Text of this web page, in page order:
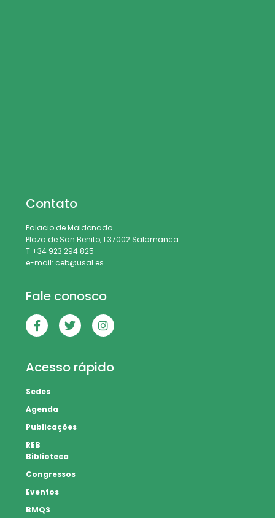
Contato
Palacio de Maldonado
Plaza de San Benito, 1 37002 Salamanca
T +34 923 294 825
e-mail: ceb@usal.es
Fale conosco
Acesso rápido
Sedes
Agenda
Publicações
REB
Biblioteca
Congressos
Eventos
BMQS